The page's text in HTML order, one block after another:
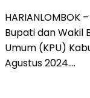
Bupati dan Wakil
Umum (KPU)
Agustus 2024….